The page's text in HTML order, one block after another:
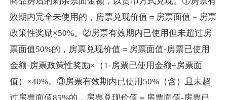
效期内完全未使用的，房票兑现价值＝房票面值－房票
政策性奖励×50%。②房票有效期内已使用但未超过房
票面值50%的，房票兑现价值＝房票面值-房票已使用
金额-房票政策性奖励×（1-房票已使用金额÷房票面
值）×40%。③房票有效期内已使用50%（含）且未超
过房票面值85%的，房票兑现价值＝房票面值-房票已